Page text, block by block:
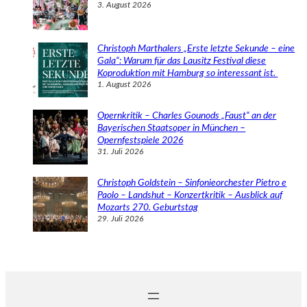
3. August 2026
Christoph Marthalers „Erste letzte Sekunde – eine
Gala“: Warum für das Lausitz Festival diese
Koproduktion mit Hamburg so interessant ist.
1. August 2026
Opernkritik – Charles Gounods „Faust“ an der
Bayerischen Staatsoper in München –
Opernfestspiele 2026
31. Juli 2026
Christoph Goldstein – Sinfonieorchester Pietro e
Paolo – Landshut – Konzertkritik – Ausblick auf
Mozarts 270. Geburtstag
29. Juli 2026